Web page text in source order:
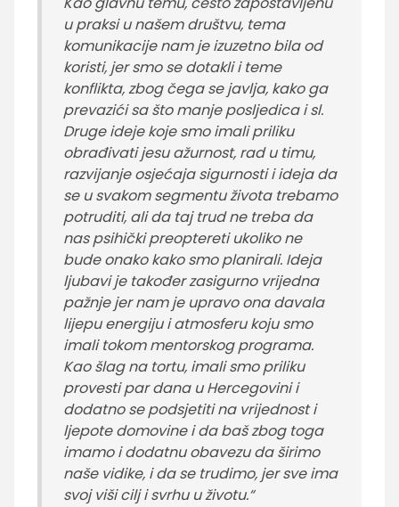
u praksi u našem društvu, tema
komunikacije nam je izuzetno bila od
koristi, jer smo se dotakli i teme
konflikta, zbog čega se javlja, kako ga
prevazići sa što manje posljedica i sl.
Druge ideje koje smo imali priliku
obrađivati jesu ažurnost, rad u timu,
razvijanje osjećaja sigurnosti i ideja da
se u svakom segmentu života trebamo
potruditi, ali da taj trud ne treba da
nas psihički preoptereti ukoliko ne
bude onako kako smo planirali. Ideja
ljubavi je također zasigurno vrijedna
pažnje jer nam je upravo ona davala
lijepu energiju i atmosferu koju smo
imali tokom mentorskog programa.
Kao šlag na tortu, imali smo priliku
provesti par dana u Hercegovini i
dodatno se podsjetiti na vrijednost i
ljepote domovine i da baš zbog toga
imamo i dodatnu obavezu da širimo
naše vidike, i da se trudimo, jer sve ima
svoj viši cilj i svrhu u životu.“